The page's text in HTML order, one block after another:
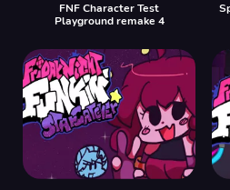
FNF Character Test
Playground remake 4